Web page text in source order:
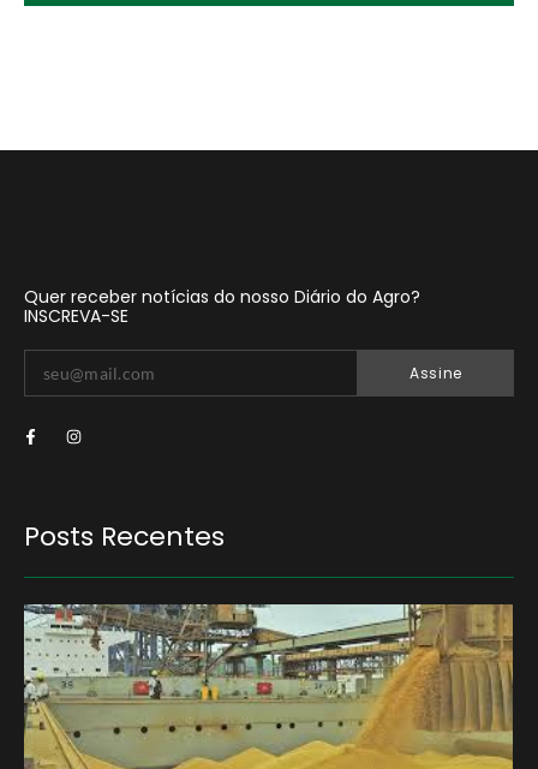
Quer receber notícias do nosso Diário do Agro?
INSCREVA-SE
Assine
Posts Recentes